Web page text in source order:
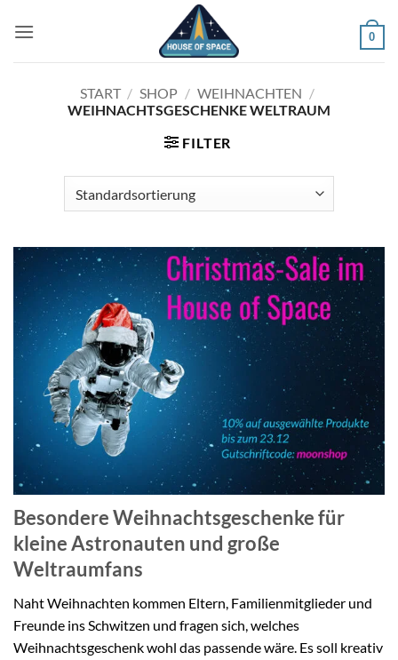
Inhalt
0
START / SHOP / WEIHNACHTEN /
WEIHNACHTSGESCHENKE WELTRAUM
FILTER
Besondere Weihnachtsgeschenke für
kleine Astronauten und große
Weltraumfans
Naht Weihnachten kommen Eltern, Familienmitglieder und
Freunde ins Schwitzen und fragen sich, welches
Weihnachtsgeschenk wohl das passende wäre. Es soll kreativ